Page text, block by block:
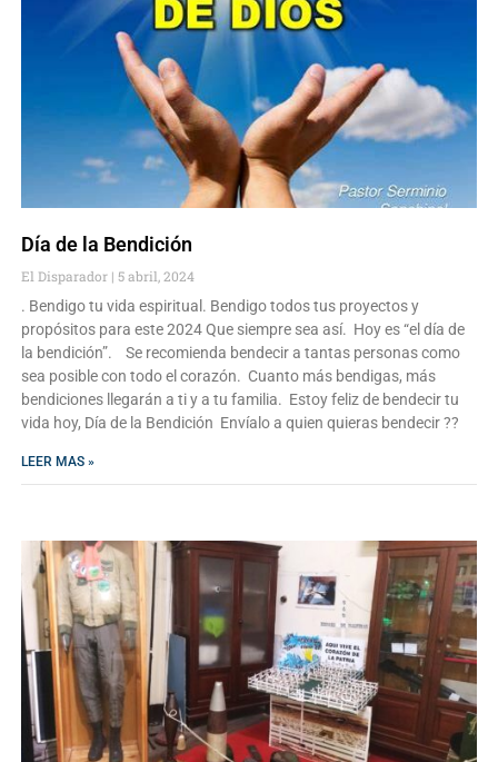
Día de la Bendición
El Disparador 5 abril, 2024
. Bendigo tu vida espiritual. Bendigo todos tus proyectos y
propósitos para este 2024 Que siempre sea así. Hoy es “el día de
la bendición”. Se recomienda bendecir a tantas personas como
sea posible con todo el corazón. Cuanto más bendigas, más
bendiciones llegarán a ti y a tu familia. Estoy feliz de bendecir tu
vida hoy, Día de la Bendición Envíalo a quien quieras bendecir ??
LEER MAS »